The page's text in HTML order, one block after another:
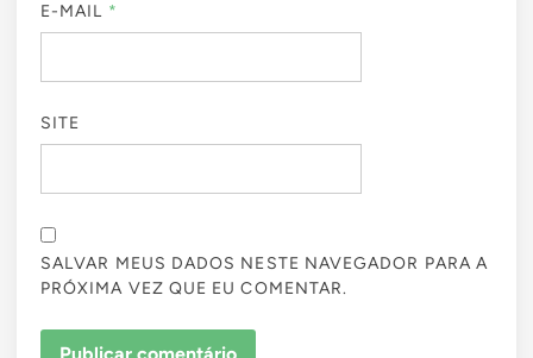
E-MAIL *
SITE
SALVAR MEUS DADOS NESTE NAVEGADOR PARA A
PRÓXIMA VEZ QUE EU COMENTAR.